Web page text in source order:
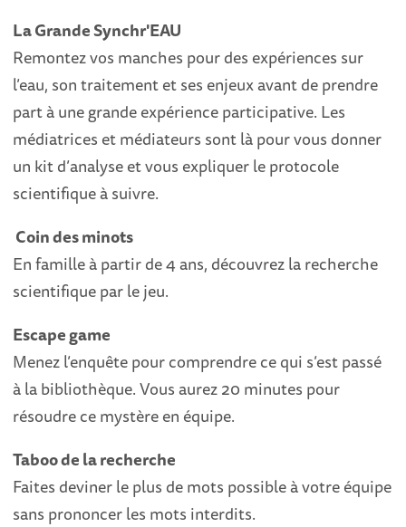
La Grande Synchr'EAU
Remontez vos manches pour des expériences sur
l’eau, son traitement et ses enjeux avant de prendre
part à une grande expérience participative. Les
médiatrices et médiateurs sont là pour vous donner
un kit d’analyse et vous expliquer le protocole
scientifique à suivre.
Coin des minots
En famille à partir de 4 ans, découvrez la recherche
scientifique par le jeu.
Escape game
Menez l’enquête pour comprendre ce qui s’est passé
à la bibliothèque. Vous aurez 20 minutes pour
résoudre ce mystère en équipe.
Taboo de la recherche
Faites deviner le plus de mots possible à votre équipe
sans prononcer les mots interdits.